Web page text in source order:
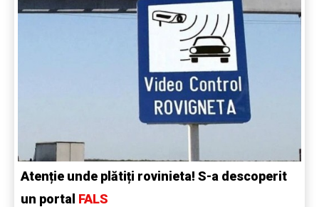
Atenție unde plătiți rovinieta! S-a descoperit
un portal FALS